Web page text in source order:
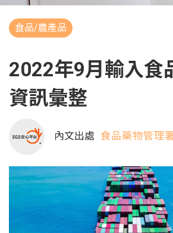
食品/農產品
2022年9月輸入食
資訊彙整
內文出處 食品藥物管理